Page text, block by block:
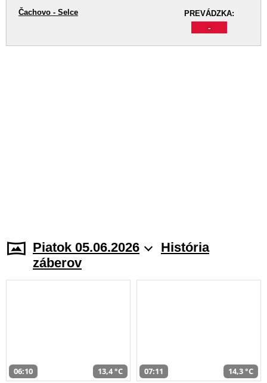
PREVÁDZKA:
-
Čachovo - Selce
Piatok 05.06.2026
História
záberov
06:10 13,4 °C 07:11 14,3 °C